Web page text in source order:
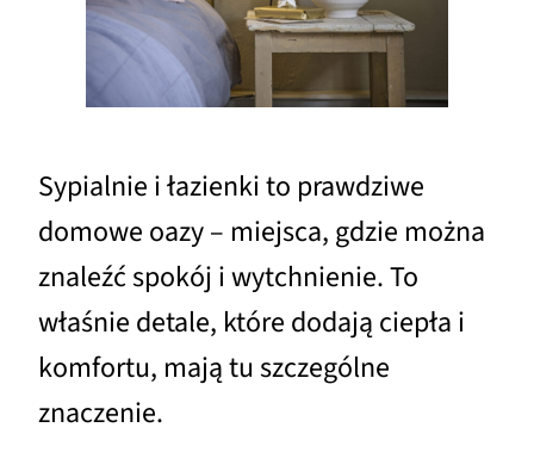
Sypialnie i łazienki to prawdziwe
domowe oazy – miejsca, gdzie można
znaleźć spokój i wytchnienie. To
właśnie detale, które dodają ciepła i
komfortu, mają tu szczególne
znaczenie.